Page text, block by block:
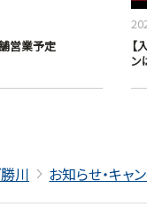
川 お知らせ・キャ
営業予定
【
ン